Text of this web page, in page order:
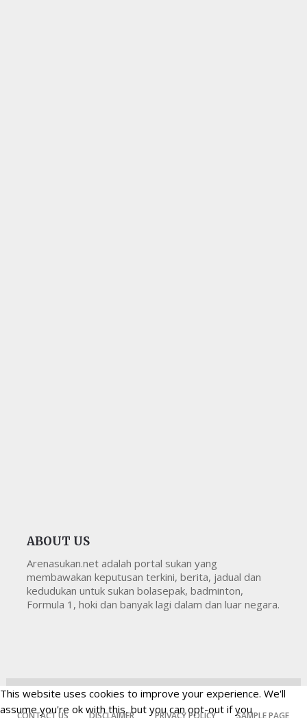
ABOUT US
Arenasukan.net adalah portal sukan yang
membawakan keputusan terkini, berita, jadual dan
kedudukan untuk sukan bolasepak, badminton,
Formula 1, hoki dan banyak lagi dalam dan luar negara.
Copyright © 2026ArenasukanAll Right ReservedArenasukan
CONTACT US
DISCLAIMER PRIVACY POLICY SAMPLE PAGE
This website uses cookies to improve your experience. We'll
assume you're ok with this, but you can opt-out if you